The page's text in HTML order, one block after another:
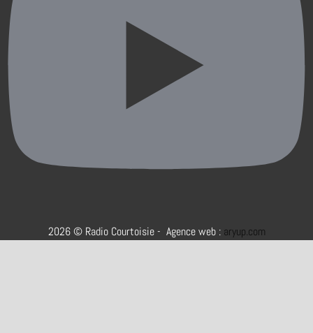
2026 © Radio Courtoisie - Agence web : aryup.com